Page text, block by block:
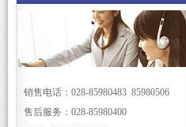
销售电话：028-85980483 85980506
售后服务：028-85980400